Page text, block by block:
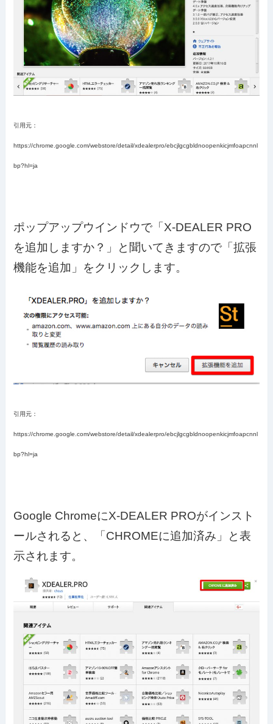
引用元：
https://chrome.google.com/webstore/detail/xdealerpro/ebcjlgcgbldnoopenkicjmfoapcnnl
bp?hl=ja
ポップアップウインドウで「X-DEALER PRO
を追加しますか？」と聞いてきますので「拡張
機能を追加」をクリックします。
引用元：
https://chrome.google.com/webstore/detail/xdealerpro/ebcjlgcgbldnoopenkicjmfoapcnnl
bp?hl=ja
Google ChromeにX-DEALER PROがインスト
ールされると、「CHROMEに追加済み」と表
示されます。